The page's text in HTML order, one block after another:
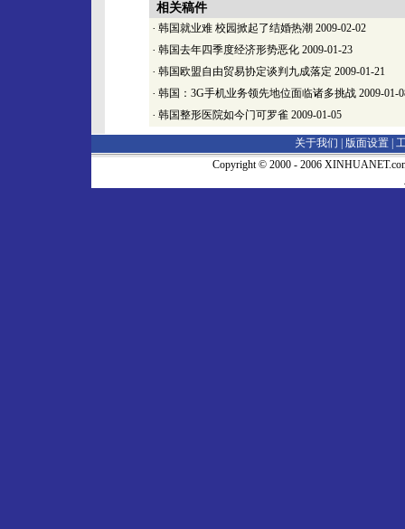
相关稿件
· 韩国就业难 校园掀起了结婚热潮 2009-02-02
· 韩国去年四季度经济形势恶化 2009-01-23
· 韩国欧盟自由贸易协定谈判九成落定 2009-01-21
· 韩国：3G手机业务领先地位面临诸多挑战 2009-01-
· 韩国整形医院如今门可罗雀 2009-01-05
关于我们 | 版面设置
Copyright © 2000 - 2006